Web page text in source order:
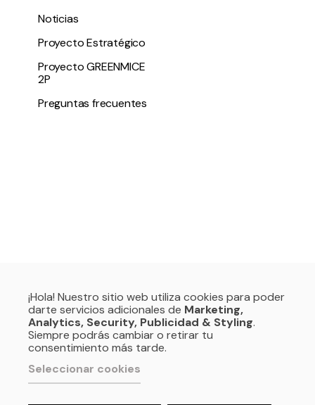
Noticias
Proyecto Estratégico
Proyecto GREENMICE
2P
Preguntas frecuentes
¡Hola! Nuestro sitio web utiliza cookies para poder
darte servicios adicionales de Marketing,
Analytics, Security, Publicidad & Styling.
Siempre podrás cambiar o retirar tu
consentimiento más tarde.
Seleccionar cookies